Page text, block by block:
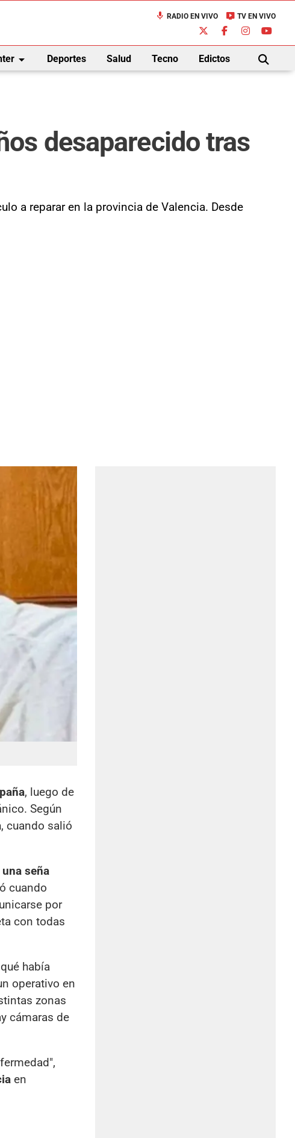
mic RADIO EN VIVO live_tv TV EN VIVO
arrow_drop_down Deportes Salud Tecno Edictos
BUSCAR
desaparecido tras
a reparar en la provincia de Valencia. Desde
, luego de
Según
, cuando salió
seña
cuando
por
con todas
había
operativo en
zonas
cámaras de
en